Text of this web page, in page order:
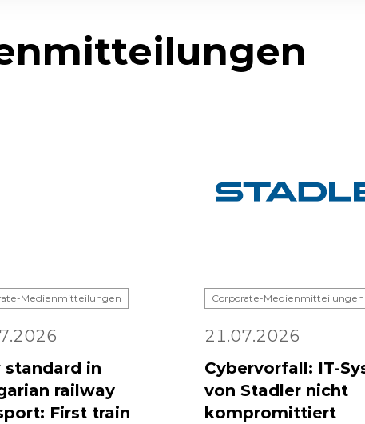
Medienmitteilungen
standard in
railway
First train
Corporate-Medienmitteilungen
21.07.2026
Cybervorfall: IT-
von Stadler nicht
kompromittiert